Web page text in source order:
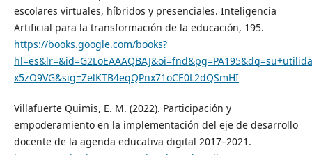
escolares virtuales, híbridos y presenciales. Inteligencia
Artificial para la transformación de la educación, 195.
https://books.google.com/books?
x5zO9VG&sig=ZelKTB4eqQPnx71oCE0L2dQSmHI
Villafuerte Quimis, E. M. (2022). Participación y
empoderamiento en la implementación del eje de desarrollo
docente de la agenda educativa digital 2017–2021.